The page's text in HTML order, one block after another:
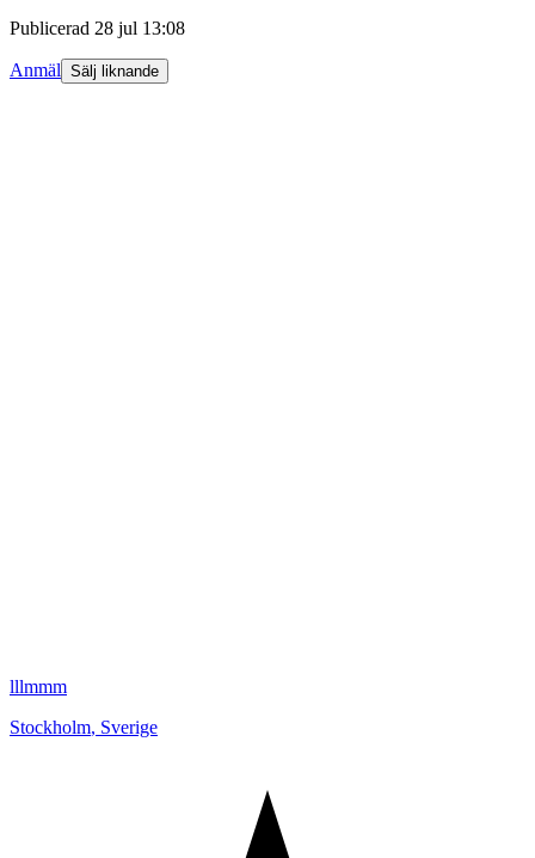
Publicerad 28 jul 13:08
Anmäl Sälj liknande
lllmmm
Stockholm, Sverige